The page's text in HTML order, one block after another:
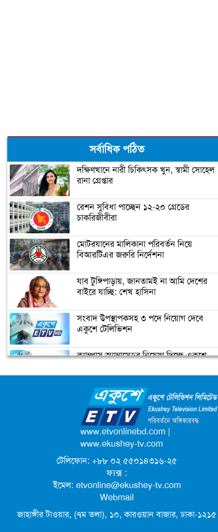
নগরবাসী সবাই মেয়রের দায়িত্ব পালন
করতে পারে : আতিক
থ্যাংকস গিভিং দিবসে ঢাকা ইয়াংয়ের
উত্তরায় ভবন থেকে ৩১টি বোমা উদ্ধার
নিশ্চিতকল্পে ডিএনসিসির অভিযান
মাদক ও মধ্যরাতে গান-বাজনার বিরুদ্ধে
জিরো টলারেন্স
ডিএসসিসির বরাদ্দবিহীন ৫২ অবৈধ
সর্বাধিক পঠিত
দক্ষিণখানে নারী চিকিৎসক খুন, স্বামী সোহেল
রানা গ্রেপ্তার
রেশন সুবিধা পাচ্ছেন ১২-২০ গ্রেডের
চাকরিজীবীরা
মোটরযানের মালিকানা পরিবর্তন নিয়ে
বিআরটিএর জরুরি নির্দেশনা
যাব টুঙ্গিপাড়ায়, জানতামই না আমি দেশের
বাইরে যাচ্ছি: শেখ হাসিনা
সংবাদ উপস্থাপকসহ ৩ পদে নিয়োগ দেবে
একুশে টেলিভিশন
ক্যাম্পাস অ্যাম্বাসেডর নিয়োগ দিচ্ছে একুশে
জাতিসংঘের পরবর্তী মহাসচিব পদে
আলোচনায় ড. ইউনূস
পদোন্নতি পেয়ে সচিব হলেন ২ কর্মকর্তা
লিগ্যাল এইডের মাধ্যমে সন্তান ফিরে পেল
সেই কিশোরী মা জুঁই
জেট ফুয়েলের দাম কমলো লিটারে ১৯ টাকা
www.etvonlinebd.com |
www.ekushey-tv.com
টেলিফোন: +৮৮ ০২ ৫৫০১৪৩১৬-২৫
ফ্যক্স :
ইমেল: etvonline@ekushey-tv.com
Webmail
জাহাঙ্গীর টাওয়ার, (৭ম তলা), ১০, কারওয়ান বাজার, ঢাকা-১২১৫